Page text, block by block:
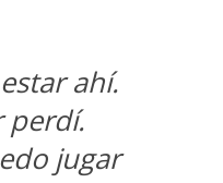
ahí.
perdí.
jugar